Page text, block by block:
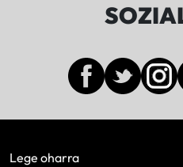
Lege oharra